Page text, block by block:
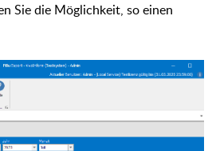
Sie die Möglichkeit, so einen